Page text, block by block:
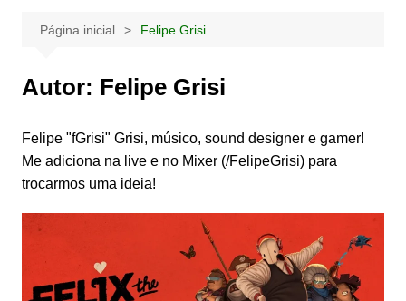
Página inicial Felipe Grisi
Autor: Felipe Grisi
Felipe "fGrisi" Grisi, músico, sound designer e gamer!
Me adiciona na live e no Mixer (/FelipeGrisi) para
trocarmos uma ideia!